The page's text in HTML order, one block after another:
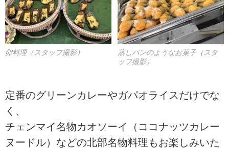
卵料理（スタッフ撮影）
蒸しパンのようなお菓子（スタ
ッフ撮影）
定番のグリーンカレーやガパオライスだけでな
く、
チェンマイ名物カオソーイ（ココナッツカレー
ヌードル）などの北部名物料理もお楽しみいた